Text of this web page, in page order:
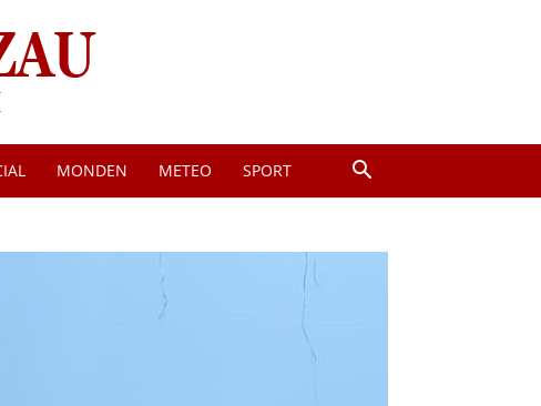
MONDEN METEO SPORT